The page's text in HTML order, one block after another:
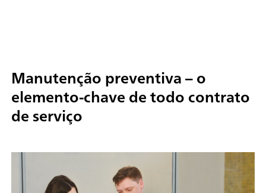
Manutenção preventiva – o
elemento-chave de todo contrato
de serviço